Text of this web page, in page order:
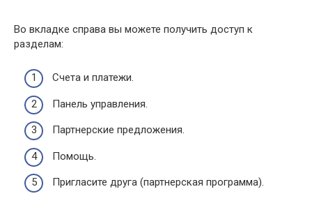
Во вкладке справа вы можете получить доступ к
разделам:
Счета и платежи.
Панель управления.
Партнерские предложения.
Помощь.
Пригласите друга (партнерская программа).